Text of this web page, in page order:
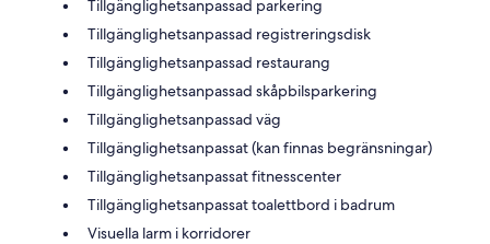
Tillgänglighetsanpassad parkering
Tillgänglighetsanpassad registreringsdisk
Tillgänglighetsanpassad restaurang
Tillgänglighetsanpassad skåpbilsparkering
Tillgänglighetsanpassad väg
Tillgänglighetsanpassat (kan finnas begränsningar)
Tillgänglighetsanpassat fitnesscenter
Tillgänglighetsanpassat toalettbord i badrum
Visuella larm i korridorer